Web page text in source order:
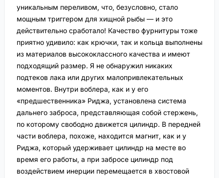
уникальным переливом, что, безусловно, стало
мощным триггером для хищной рыбы — и это
действительно сработало! Качество фурнитуры тоже
приятно удивило: как крючки, так и кольца выполнены
из материалов высококлассного качества и имеют
подходящий размер. Я не обнаружил никаких
подтеков лака или других малопривлекательных
моментов. Внутри воблера, как и у его
«предшественника» Риджа, установлена система
дальнего заброса, представляющая собой стержень,
по которому свободно движется цилиндр. В передней
части воблера, похоже, находится магнит, как и у
Риджа, который удерживает цилиндр на месте во
время его работы, а при забросе цилиндр под
воздействием инерции перемещается в хвостовой